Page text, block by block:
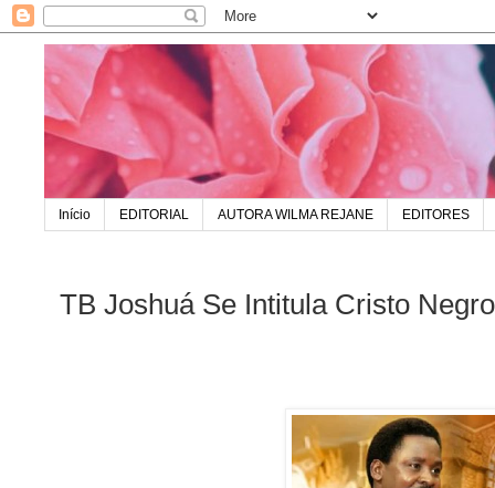
Início EDITORIAL AUTORA WILMA REJANE EDITORES
TB Joshuá Se Intitula Cristo Negro